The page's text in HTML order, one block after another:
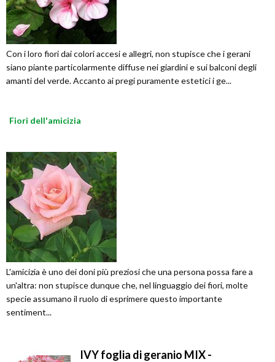
Con i loro fiori dai colori accesi e allegri, non stupisce che i gerani
siano piante particolarmente diffuse nei giardini e sui balconi degli
amanti del verde. Accanto ai pregi puramente estetici i ge...
Fiori dell'amicizia
L'amicizia è uno dei doni più preziosi che una persona possa fare a
un'altra: non stupisce dunque che, nel linguaggio dei fiori, molte
specie assumano il ruolo di esprimere questo importante
sentiment...
IVY foglia di geranio MIX -